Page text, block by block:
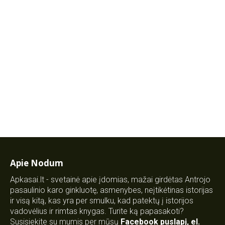
Apie Nodum
Apkasai.lt - svetainė apie įdomias, mažai girdėtas Antrojo
pasaulinio karo ginkluotę, asmenybes, neįtikėtinas istorijas
ir visą kitą, kas yra per smulku, kad patektų į istorijos
vadovėlius ir rimtas knygas. Turite ką papasakoti?
Susisiekite su mumis per mūsų Facebook puslapį, el.